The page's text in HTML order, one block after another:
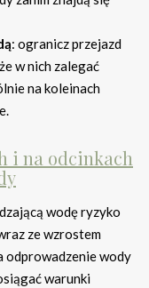
: ogranicz przejazd
w nich zalegać
na koleinach
i na odcinkach
wodę ryzyko
ze wzrostem
odprowadzenie wody
warunki